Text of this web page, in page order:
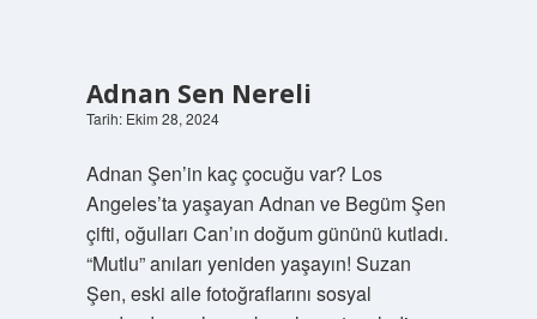
Adnan Sen Nereli
Tarih: Ekim 28, 2024
Adnan Şen’in kaç çocuğu var? Los
Angeles’ta yaşayan Adnan ve Begüm Şen
çifti, oğulları Can’ın doğum gününü kutladı.
“Mutlu” anıları yeniden yaşayın! Suzan
Şen, eski aile fotoğraflarını sosyal